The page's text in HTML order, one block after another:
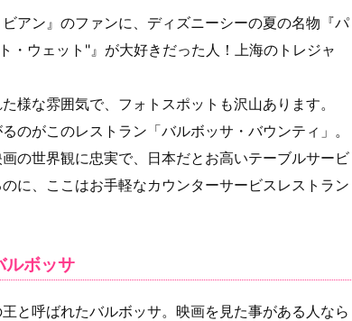
アン』のファンに、ディズニーシーの夏の名物『パ
・ウェット"』が大好きだった人！上海のトレジャ
様な雰囲気で、フォトスポットも沢山あります。
のがこのレストラン「バルボッサ・バウンティ」。
の世界観に忠実で、日本だとお高いテーブルサービ
に、ここはお手軽なカウンターサービスレストラン
ルボッサ
と呼ばれたバルボッサ。映画を見た事がある人なら